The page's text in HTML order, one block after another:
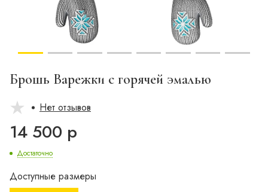
Брошь Варежки с горячей эмалью
Нет отзывов
14 500 р
Достаточно
Доступные размеры